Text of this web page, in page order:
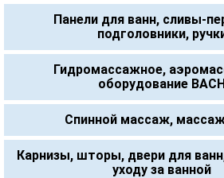
Панели для ванн, сливы-
подголовники,
Гидромассажное,
оборудование
Спинной массаж,
Карнизы, шторы, двери для
уходу за ванной